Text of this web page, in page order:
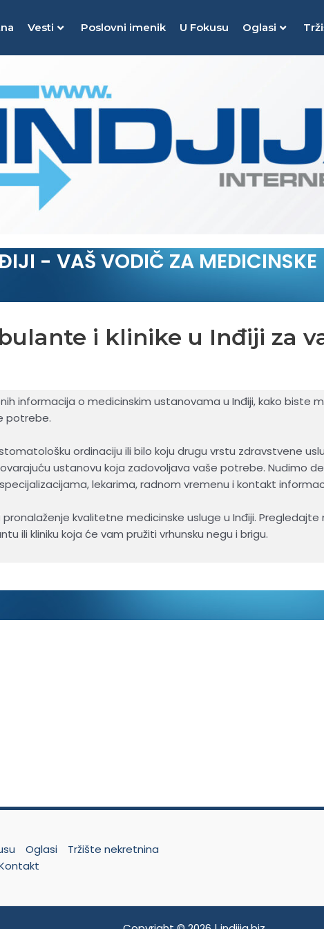
Vesti Poslovni imenik U Fokusu Oglasi
- VAŠ VODIČ ZA MEDICINSKE
i klinike u Inđiji za
informacija o medicinskim ustanovama u Inđiji, kako biste
potrebe.
ordinaciju ili bilo koju drugu vrstu zdravstvene
ustanovu koja zadovoljava vaše potrebe. Nudimo
lekarima, radnom vremenu i kontakt
kvalitetne medicinske usluge u Inđiji. Pregledajte
ili kliniku koja će vam pružiti vrhunsku negu i brigu.
Oglasi
Tržište nekretnina